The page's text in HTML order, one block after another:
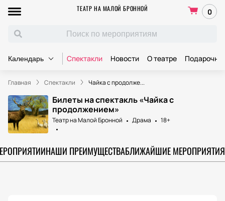
ТЕАТР НА МАЛОЙ БРОННОЙ 0
Календарь Спектакли Новости О театре
Главная Спектакли Чайка с продолже...
Билеты на спектакль «Чайка с
продолжением»
Театр на Малой Бронной Драма 18+
НАШИ ПРЕИМУЩЕСТВАБЛИЖАЙШИЕ МЕРОПРИЯТИЯ